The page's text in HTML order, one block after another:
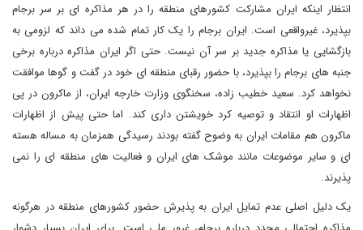
انتظار اینکه ایران مشارکت کشورهای منطقه را در هر مذاکره ای بر سر برجام
بپذیرد، غیرواقعی است. ایران برجام را یک کار تمام شده می داند که لزومی به
بازگشایی یا مذاکره جدید بر سر آن نیست. حتی اگر ایران مذاکره درباره برخی
جنبه های برجام را بپذیرد، با حضور رقبای منطقه ای خود در گفت و گوها موافقت
نخواهد کرد. سعید خطیب زاده، سخنگوی وزارت خارجه ایران، از ماکرون در پی
اظهارات او انتقاد و توصیه کرد خویشتن داری کند. اما حتی پیش از اظهارات
ماکرون هم مقامات ایران به وضوح گفته بودند رسیدگی همزمان به مساله هسته
ای و سایر موضوعات مانند موشک های ایران و فعالیت های منطقه ای را نمی
پذیرند.
یک دلیل اصلی عدم تمایل ایران به پذیرش حضور کشورهای منطقه در هرگونه